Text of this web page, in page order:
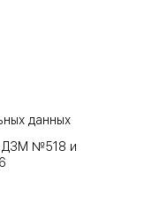
данных
ДЗМ №518 и